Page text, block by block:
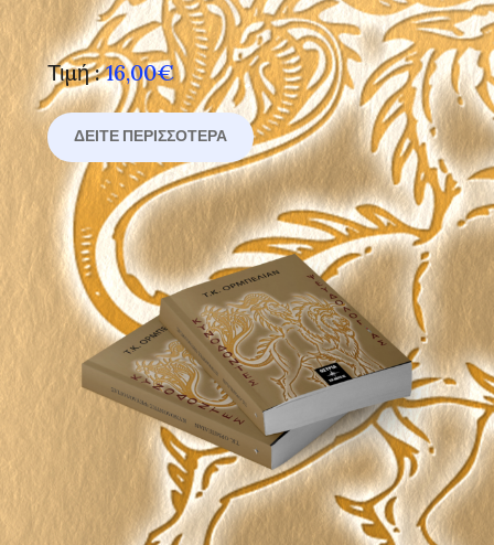
Τιμή : 16,00€
ΔΕΊΤΕ ΠΕΡΙΣΣΌΤΕΡΑ